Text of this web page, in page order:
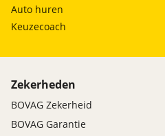
Auto huren
Keuzecoach
Zekerheden
BOVAG Zekerheid
BOVAG Garantie